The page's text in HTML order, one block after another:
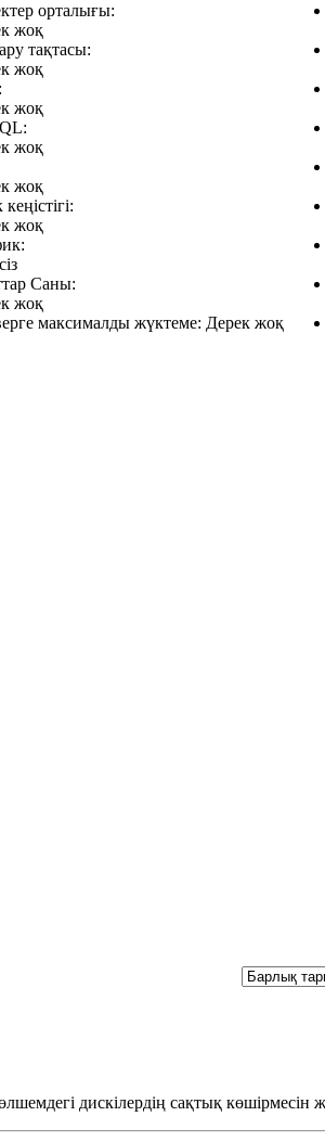
орталығы:
жоқ
тақтасы:
жоқ
жоқ
жоқ
жоқ
жоқ
Саны:
жоқ
максималды жүктеме: Дерек жоқ
дискілердің сақтық көшірмесін